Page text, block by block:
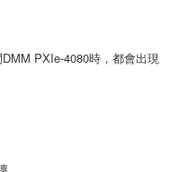
PXIe-4080時，都會出現